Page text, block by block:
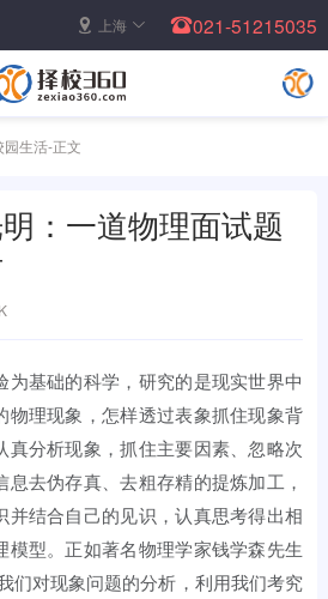
上海 021-51215035
园生活-正文
：一道物理面试题
为基础的科学，研究的是现实世界中
物理现象，怎样透过表象抓住现象背
真分析现象，抓住主要因素、忽略次
去伪存真、去粗存精的提炼加工，
并结合自己的见识，认真思考得出相
模型。正如著名物理学家钱学森先生
们对现象问题的分析，利用我们考究